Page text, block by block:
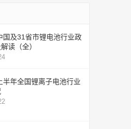
国及31省市锂电池行业政
读（全）
半年全国锂离子电池行业